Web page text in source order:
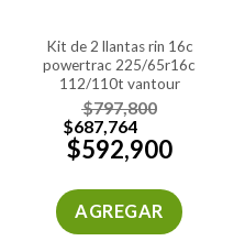
kit de 2 llantas rin 16c
powertrac 225/65r16c
112/110t vantour
$797,800
$687,764
$592,900
AGREGAR